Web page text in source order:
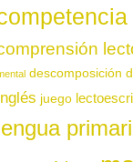
descomposición
juego